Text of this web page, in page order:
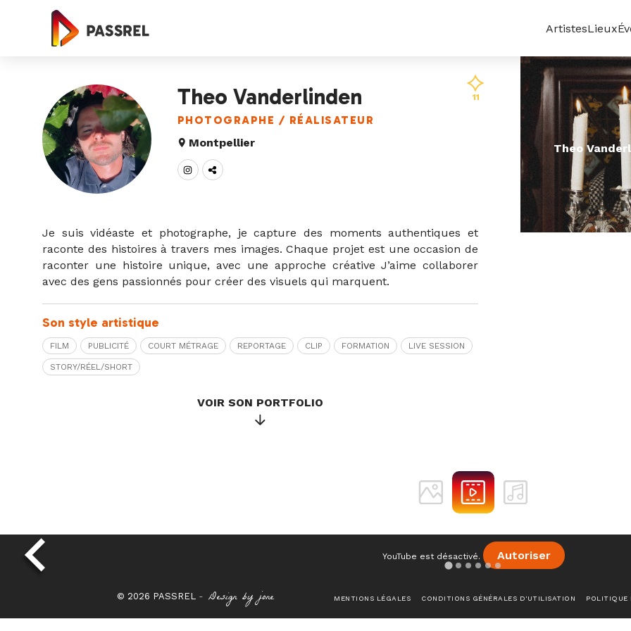
Lieux
Artistes
Theo Vanderlinden
PHOTOGRAPHE / RÉALISATEUR
Montpellier
Je suis vidéaste et photographe, je capture des moments authentiques et
raconte des histoires à travers mes images. Chaque projet est une occasion de
raconter une histoire unique, avec une approche créative J’aime collaborer
avec des gens passionnés pour créer des visuels qui marquent.
Son style artistique
FILM PUBLICITÉ COURT MÉTRAGE REPORTAGE CLIP FORMATION LIVE SESSION
STORY/RÉEL/SHORT
VOIR SON PORTFOLIO
11
Theo
YouTube est désactivé. Autoriser
© 2026 PASSREL - Design by jone MENTIONS LÉGALES CONDITIONS GÉNÉRALES D'UTILISATION POLITIQUE
Panneau de gestion des cookies